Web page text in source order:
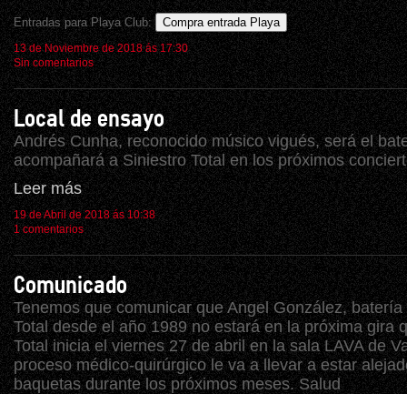
Entradas para Playa Club: Compra entrada Playa
13 de Noviembre de 2018 ás 17:30
Sin comentarios
Local de ensayo
Andrés Cunha, reconocido músico vigués, será el
acompañará a Siniestro Total en los próximos
Leer más
19 de Abril de 2018 ás 10:38
1 comentarios
Comunicado
Tenemos que comunicar que Angel González,
Total desde el año 1989 no estará en la próxima gira
Total inicia el viernes 27 de abril en la sala LAVA de
proceso médico-quirúrgico le va a llevar a estar
baquetas durante los próximos meses. Salud